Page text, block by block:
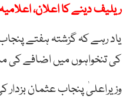
ریلیف دینے کا اعلان،
یاد رہے کہ گزشتہ ہفتے
کی تنخواہوں میں اضافے
وزیراعلیٰ پنجاب عثمان